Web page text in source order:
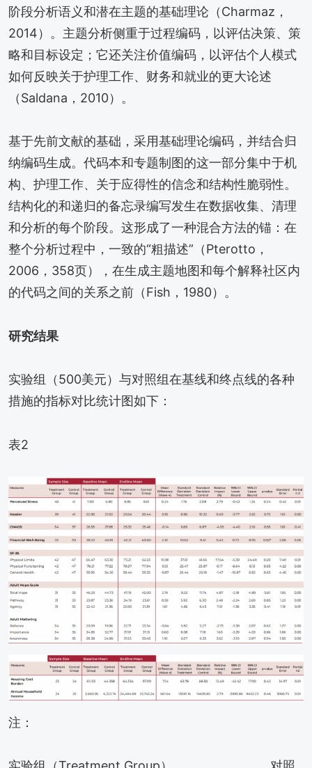
阶段分析语义和潜在主题的基础理论（Charmaz，
2014）。主题分析侧重于过程编码，以评估决策、策
略和目标设定；它还关注价值编码，以评估个人模式
如何反映关于护理工作、财务和就业的更大论述
（Saldana，2010）。
基于先前文献的基础，采用基础理论编码，并结合归
纳编码生成。代码本和专题制图的这一部分集中于机
构、护理工作、关于应得性的信念和结构性脆弱性。
结构化的和递归的备忘录编写发生在数据收集、清理
和分析的每个阶段。这形成了一种混合方法的锚：在
整个分析过程中，一致的“粗描述”（Pterotto，
2006，358页），在生成主题地图和每个解释社区内
的代码之间的关系之前（Fish，1980）。
研究结果
实验组（500美元）与对照组在基线和终点线的各种
措施的指标对比统计图如下：
表2
注：